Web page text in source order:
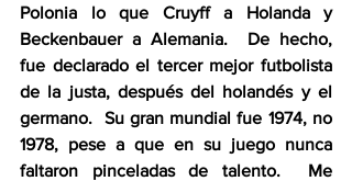
Polonia lo que Cruyff a Holanda y
Beckenbauer a Alemania.  De hecho,
fue declarado el tercer mejor futbolista
de la justa, después del holandés y el
germano.  Su gran mundial fue 1974, no
1978, pese a que en su juego nunca
faltaron pinceladas de talento.  Me